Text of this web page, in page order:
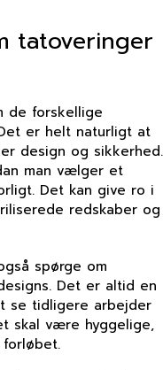
tatoveringer
de forskellige
er helt naturligt at
design og sikkerhed.
man vælger et
Det kan give ro i
redskaber og
spørge om
Det er altid en
se tidligere arbejder
skal være hyggelige,